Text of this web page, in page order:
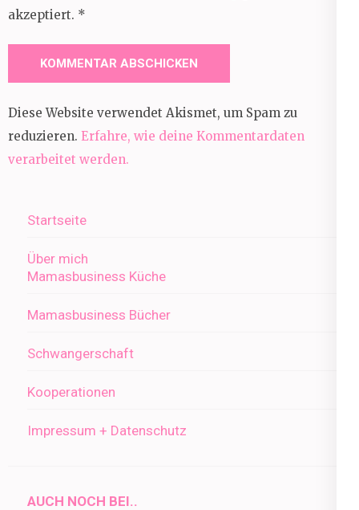
akzeptiert. *
Diese Website verwendet Akismet, um Spam zu
reduzieren. Erfahre, wie deine Kommentardaten
verarbeitet werden.
Startseite
Über mich
Mamasbusiness Küche
Mamasbusiness Bücher
Schwangerschaft
Kooperationen
Impressum + Datenschutz
AUCH NOCH BEI..